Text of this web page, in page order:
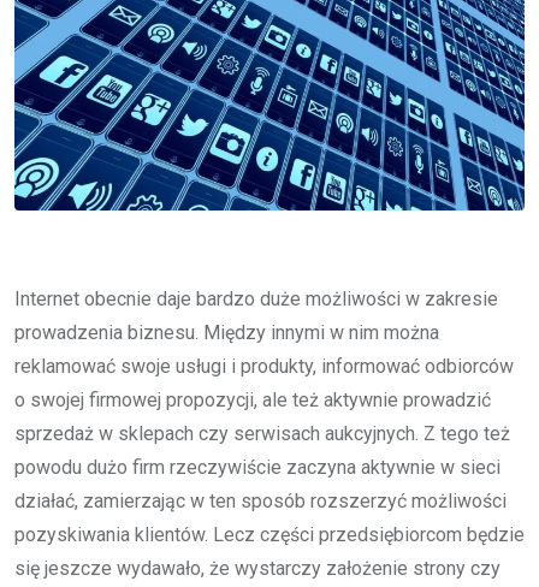
Internet obecnie daje bardzo duże możliwości w zakresie
prowadzenia biznesu. Między innymi w nim można
reklamować swoje usługi i produkty, informować odbiorców
o swojej firmowej propozycji, ale też aktywnie prowadzić
sprzedaż w sklepach czy serwisach aukcyjnych. Z tego też
powodu dużo firm rzeczywiście zaczyna aktywnie w sieci
działać, zamierzając w ten sposób rozszerzyć możliwości
pozyskiwania klientów. Lecz części przedsiębiorcom będzie
się jeszcze wydawało, że wystarczy założenie strony czy